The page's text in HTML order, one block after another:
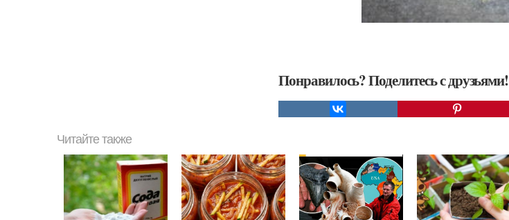
Понравилось? Поделитесь с друзьями!
Читайте также